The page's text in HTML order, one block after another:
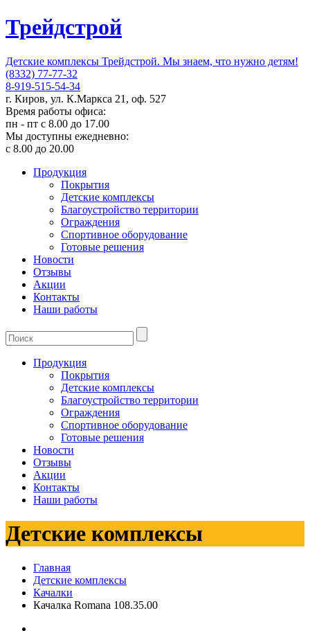
Трейдстрой
Детские комплексы Трейдстрой. Мы знаем, что нужно детям!
(8332) 77-77-32
8-919-515-54-34
г. Киров, ул. К.Маркса 21, оф. 527
Время работы офиса:
пн - пт с 8.00 до 17.00
Мы доступны ежедневно:
с 8.00 до 20.00
Продукция
Покрытия
Детские комплексы
Благоустройство территории
Ограждения
Спортивное оборудование
Готовые решения
Новости
Отзывы
Акции
Контакты
Наши работы
Продукция
Покрытия
Детские комплексы
Благоустройство территории
Ограждения
Спортивное оборудование
Готовые решения
Новости
Отзывы
Акции
Контакты
Наши работы
Детские комплексы
Главная
Детские комплексы
Качалки
Качалка Romana 108.35.00